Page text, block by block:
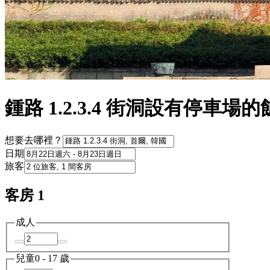
鍾路 1.2.3.4 街洞設有停車場的
想要去哪裡？
日期
旅客
客房 1
成人
兒童0 - 17 歲